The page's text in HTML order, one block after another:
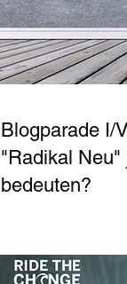
Blogparade I/
"Radikal
bedeuten?